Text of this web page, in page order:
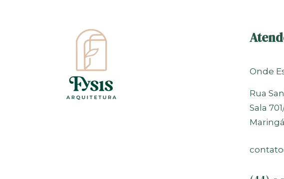
Onde
Rua
Sala